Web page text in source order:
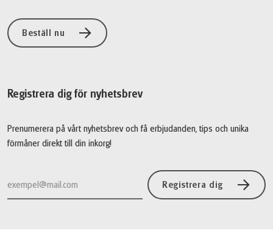
Beställ nu
Registrera dig för nyhetsbrev
Prenumerera på vårt nyhetsbrev och få erbjudanden, tips och unika
förmåner direkt till din inkorg!
Registrera dig